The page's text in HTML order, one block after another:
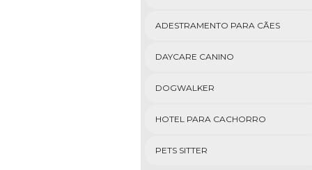
ADESTRAMENTO PARA CÃES
DAYCARE CANINO
DOGWALKER
HOTEL PARA CACHORRO
PETS SITTER